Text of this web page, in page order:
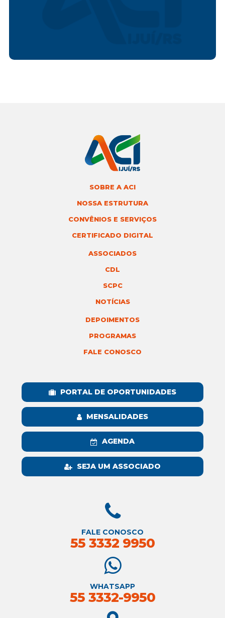
SOBRE A ACI
NOSSA ESTRUTURA
CONVÊNIOS E SERVIÇOS
CERTIFICADO DIGITAL
ASSOCIADOS
CDL
SCPC
NOTÍCIAS
DEPOIMENTOS
PROGRAMAS
FALE CONOSCO
PORTAL DE OPORTUNIDADES
MENSALIDADES
AGENDA
SEJA UM ASSOCIADO
FALE CONOSCO
55 3332 9950
WHATSAPP
55 3332-9950